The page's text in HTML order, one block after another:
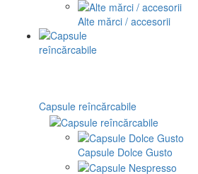
Alte mărci / accesorii
Capsule reîncărcabile
Capsule Dolce Gusto